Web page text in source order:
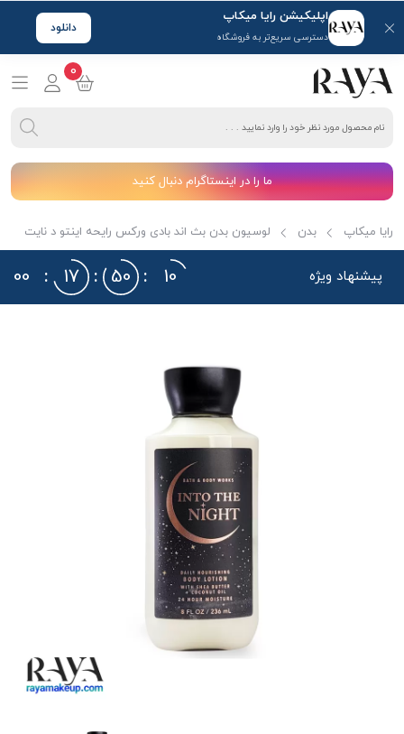
اپلیکیشن رایا میکاپ
دسترسی سریع‌تر به فروشگاه
دانلود
0
ما را در اینستاگرام دنبال کنید
رایا میکاپ بدن لوسیون بدن بث اند بادی ورکس رایحه اینتو د نایت
پیشنهاد ویژه 00 : 17 : 50 : 10